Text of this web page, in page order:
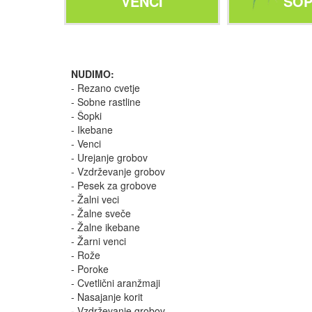
NUDIMO:
- Rezano cvetje
- Sobne rastline
- Šopki
- Ikebane
- Venci
- Urejanje grobov
- Vzdrževanje grobov
- Pesek za grobove
- Žalni veci
- Žalne sveče
- Žalne ikebane
- Žarni venci
- Rože
- Poroke
- Cvetlični aranžmaji
- Nasajanje korit